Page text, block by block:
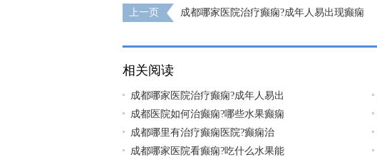
上一页
成都哪家医院治疗癫痫?成年人易出现癫痫
相关阅读
成都哪家医院治疗癫痫?成年人易出
成都医院如何治癫痫?哪些水果癫痫
​成都哪里有治疗癫痫医院?癫痫治
成都哪家医院看癫痫?吃什么水果能